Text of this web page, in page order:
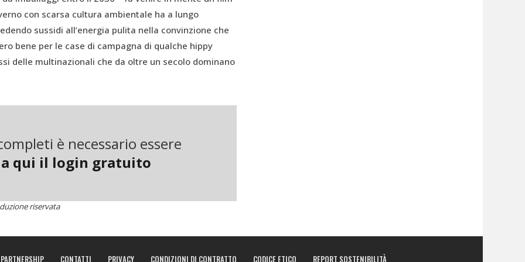
con scarsa cultura ambientale ha a lungo
sussidi all’energia pulita nella convinzione che
bene per le case di campagna di qualche hippy
delle multinazionali che da oltre un secolo dominano
su tre si accende grazie all’energia pulita e il
nella graduazione temporale degli incentivi) è
a risparmiare. Si sono persi migliaia di posti di lavoro.
mentre i paesi leader avanzavano dimostrando che
in Germania dove la cifra è analoga e il percorso
è necessario essere
qui il login gratuito
riservata
PARTNERSHIP CONTATTI PRIVACY CONDIZIONI DI CONTRATTO CODICE ETICO REPORT SOSTENIBILITÀ